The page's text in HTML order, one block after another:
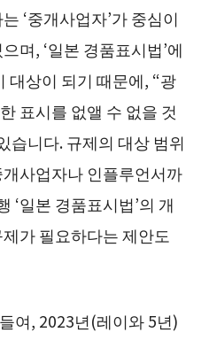
‘중개사업자’가 중심이
며, ‘일본 경품표시법’에
대상이 되기 때문에, “광
표시를 없앨 수 없을 것
습니다. 규제의 대상 범위
사업자나 인플루언서까
‘일본 경품표시법’의 개
가 필요하다는 제안도
여, 2023년(레이와 5년)